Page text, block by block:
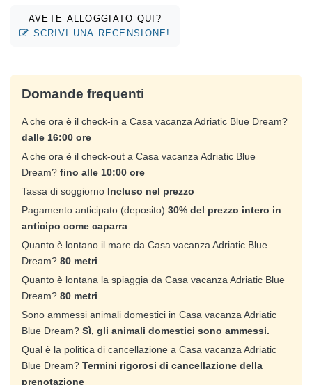
AVETE ALLOGGIATO QUI?
SCRIVI UNA RECENSIONE!
Domande frequenti
A che ora è il check-in a Casa vacanza Adriatic Blue Dream?
dalle 16:00 ore
A che ora è il check-out a Casa vacanza Adriatic Blue
Dream? fino alle 10:00 ore
Tassa di soggiorno Incluso nel prezzo
Pagamento anticipato (deposito) 30% del prezzo intero in
anticipo come caparra
Quanto è lontano il mare da Casa vacanza Adriatic Blue
Dream? 80 metri
Quanto è lontana la spiaggia da Casa vacanza Adriatic Blue
Dream? 80 metri
Sono ammessi animali domestici in Casa vacanza Adriatic
Blue Dream? Sì, gli animali domestici sono ammessi.
Qual è la politica di cancellazione a Casa vacanza Adriatic
Blue Dream? Termini rigorosi di cancellazione della
prenotazione